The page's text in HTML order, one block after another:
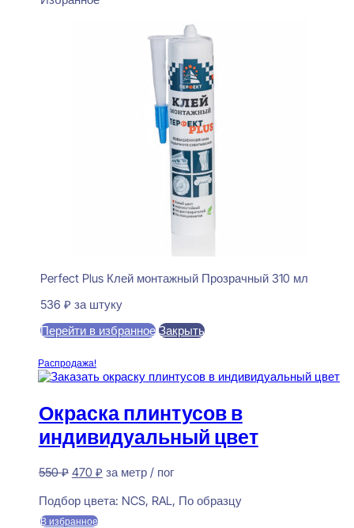
Perfect Plus Клей монтажный Прозрачный 310 мл
536 ₽ за штуку
Перейти в избранное Закрыть
Распродажа!
Окраска плинтусов в
индивидуальный цвет
550₽ Первоначальная
составляла
550 ₽.
470 ₽Текущая
470 ₽.
за метр / пог
Подбор цвета: NCS, RAL, По образцу
В избранное